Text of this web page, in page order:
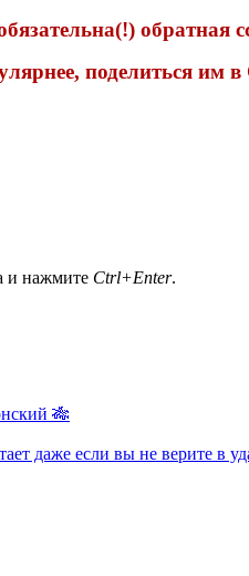
обратная
поделиться
и нажмите Ctrl+Enter.
🎋
даже если вы не верите в